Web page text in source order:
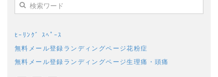
ﾋｰﾘﾝｸﾞ ｽﾍﾟｰｽ
無料メール登録ランディングページ花粉症
無料メール登録ランディングページ生理痛・頭痛